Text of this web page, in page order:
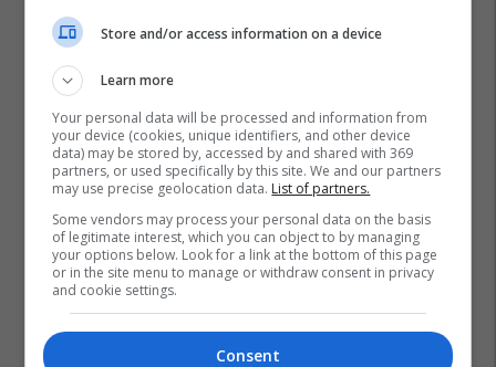
Store and/or access information on a device
Learn more
Your personal data will be processed and information from
your device (cookies, unique identifiers, and other device
data) may be stored by, accessed by and shared with 369
partners, or used specifically by this site. We and our partners
may use precise geolocation data. List of partners.
Some vendors may process your personal data on the basis
of legitimate interest, which you can object to by managing
your options below. Look for a link at the bottom of this page
or in the site menu to manage or withdraw consent in privacy
and cookie settings.
Consent